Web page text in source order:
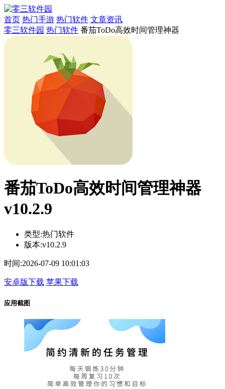
首页 热门手游 热门软件 文章资讯
零三软件园 热门软件 番茄ToDo高效时间管理神器
番茄ToDo高效时间管理神器
v10.2.9
类型:热门软件
版本:v10.2.9
时间:2026-07-09 10:01:03
安卓版下载 苹果下载
应用截图